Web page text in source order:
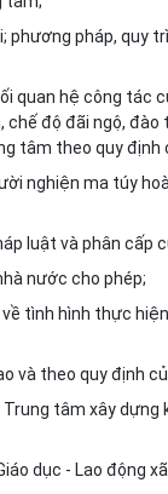
pháp, quy
quan hệ công tác
độ đãi ngộ,
tâm theo quy định
nghiện ma túy
luật và phân cấp
nước cho phép;
tình hình thực
và theo quy định
tâm xây dựng
dục - Lao động